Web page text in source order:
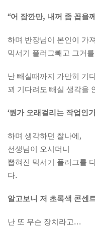
“어 잠깐만, 내꺼 좀 꼽을
하며 반장님이 본인이 가
믹서기 플러그빼고 그거
난 빼실때까지 가만히 기
꾀 기다려도 빼실 생각을
‘뭔가 오래걸리는 작업인
하며 생각하던 찰나에,
선생님이 오시더니
뽑혀진 믹서기 플러그를
다.
알고보니 저 초록색 콘센
난 또 무슨 장치라고…